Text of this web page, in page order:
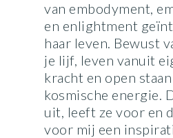
van embodyment,
en enlightment
haar leven. Bewust
je lijf, leven vanuit
kracht en open
kosmische energie.
uit, leeft ze voor en
voor mij een